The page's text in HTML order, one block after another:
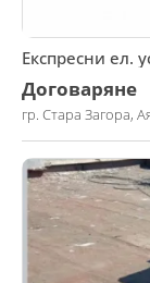
Експресни ел.
Договаряне
гр. Стара Загора,